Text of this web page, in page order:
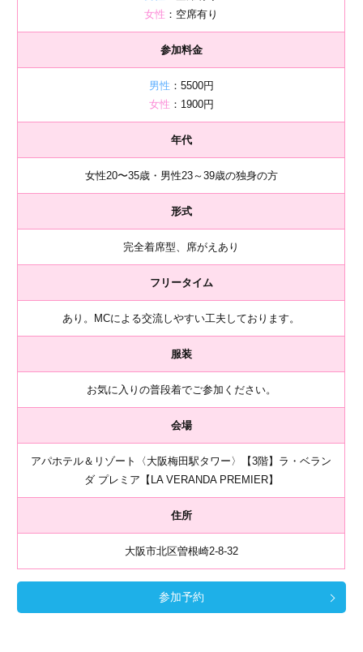
女性 ：空席有り
参加料金
男性 ：5500円
女性 ：1900円
年代
女性20〜35歳・男性23～39歳の独身の方
形式
完全着席型、席がえあり
フリータイム
あり。MCによる交流しやすい工夫しております。
服装
お気に入りの普段着でご参加ください。
会場
アパホテル＆リゾート〈大阪梅田駅タワー〉【3階】ラ・ベラン
ダ プレミア【LA VERANDA PREMIER】
住所
大阪市北区曽根崎2-8-32
参加予約